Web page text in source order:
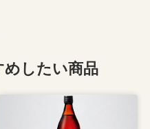
したい商品